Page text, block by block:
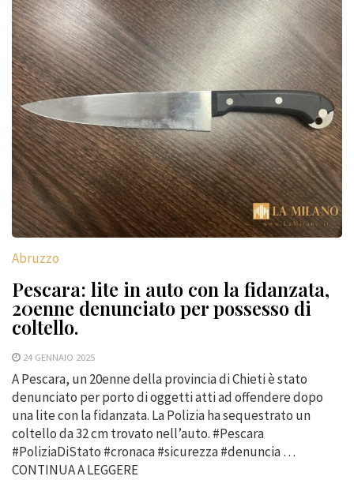
Abruzzo
Pescara: lite in auto con la fidanzata,
20enne denunciato per possesso di
coltello.
24 GENNAIO 2025
A Pescara, un 20enne della provincia di Chieti è stato
denunciato per porto di oggetti atti ad offendere dopo
una lite con la fidanzata. La Polizia ha sequestrato un
coltello da 32 cm trovato nell’auto. #Pescara
#PoliziaDiStato #cronaca #sicurezza #denuncia …
CONTINUA A LEGGERE